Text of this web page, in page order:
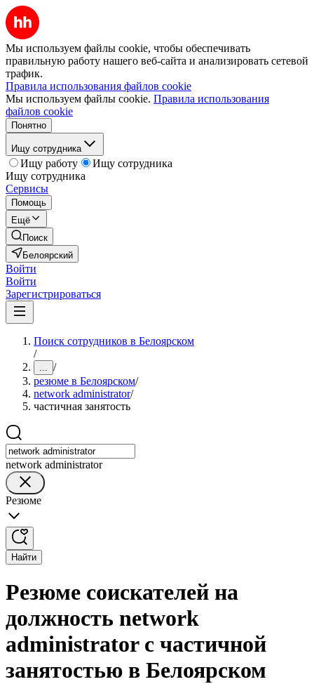
Мы используем файлы cookie, чтобы обеспечивать
правильную работу нашего веб-сайта и анализировать сетевой
трафик.
Правила использования файлов cookie
Мы используем файлы cookie. Правила использования
файлов cookie
Понятно
Ищу сотрудника
Ищу работу
Ищу сотрудника
Ищу сотрудника
Сервисы
Помощь
Ещё
Поиск
Белоярский
Войти
Войти
Зарегистрироваться
Поиск сотрудников в Белоярском
/
... /
резюме в Белоярском/
network administrator/
частичная занятость
network administrator
Резюме
Найти
Резюме соискателей на
должность network
administrator с частичной
занятостью в Белоярском